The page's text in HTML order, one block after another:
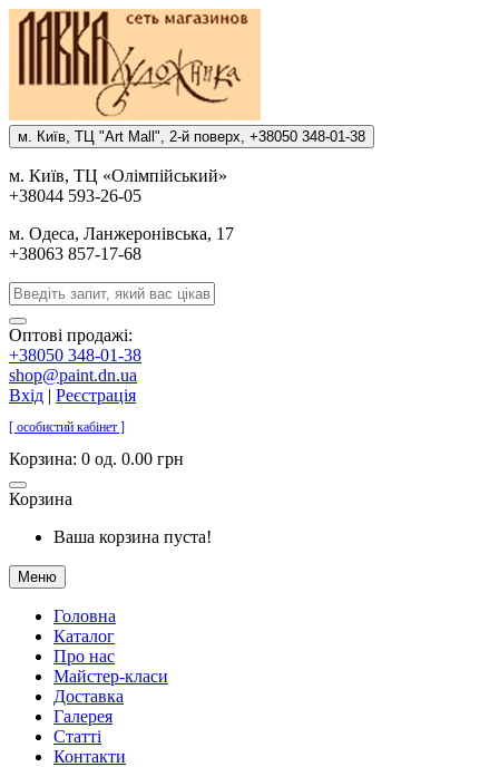
м. Киïв, ТЦ "Art Mall", 2-й поверх, +38050 348-01-38
м. Киïв, ТЦ «Олiмпiйський»
+38044 593-26-05
м. Одеса, Ланжеронiвська, 17
+38063 857-17-68
Оптові продажі:
+38050 348-01-38
shop@paint.dn.ua
Вхід | Реєстрація
[ особистий кабінет ]
Корзина: 0 од. 0.00 грн
Корзина
Ваша корзина пуста!
Меню
Головна
Каталог
Про нас
Майстер-класи
Доставка
Галерея
Статтi
Контакти